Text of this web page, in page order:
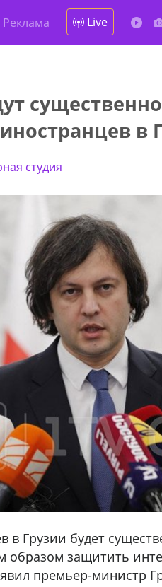
Реклама Live
в
студия
в Грузии будет
образом защитить
премьер-министр